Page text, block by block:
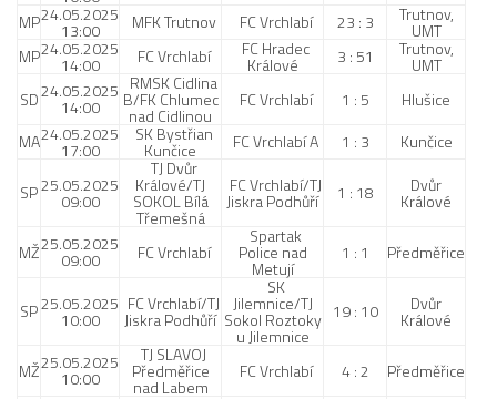
MP24.05.2025
13:00 MFK Trutnov FC Vrchlabí 23 : 3 Trutnov,
UMT
MP24.05.2025
14:00 FC Vrchlabí FC Hradec
Králové 3 : 51 Trutnov,
UMT
SD24.05.2025
14:00
RMSK Cidlina
B/FK Chlumec
nad Cidlinou
FC Vrchlabí 1 : 5
Hlušice
MA24.05.2025
17:00
SK Bystřian
Kunčice FC Vrchlabí A 1 : 3 Kunčice
SP25.05.2025
09:00
TJ Dvůr
Králové/TJ
SOKOL Bílá
Třemešná
FC Vrchlabí/TJ
Jiskra Podhůří 1 : 18 Dvůr
Králové
MŽ25.05.2025
09:00 FC Vrchlabí
Spartak
Police nad
Metují
1 : 1 Předměřice
SP25.05.2025
10:00
FC Vrchlabí/TJ
Jiskra Podhůří
SK
Jilemnice/TJ
Sokol Roztoky
u Jilemnice
19 : 10 Dvůr
Králové
MŽ25.05.2025
10:00
TJ SLAVOJ
Předměřice
nad Labem
FC Vrchlabí 4 : 2
Předměřice